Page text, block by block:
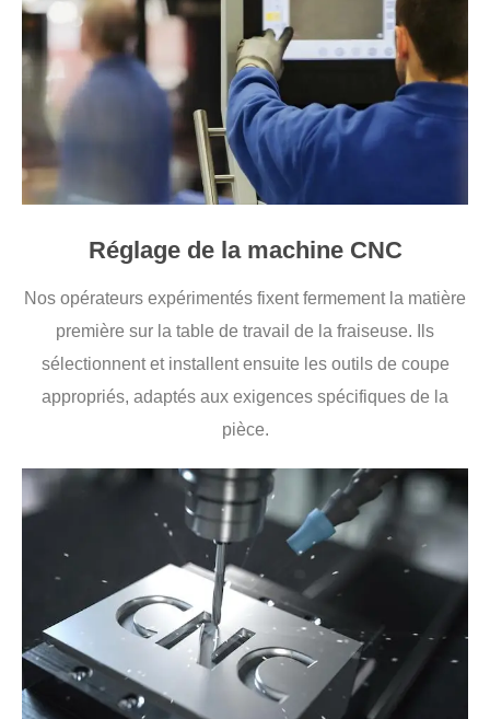
Réglage de la machine CNC
Nos opérateurs expérimentés fixent fermement la matière
première sur la table de travail de la fraiseuse. Ils
sélectionnent et installent ensuite les outils de coupe
appropriés, adaptés aux exigences spécifiques de la
pièce.